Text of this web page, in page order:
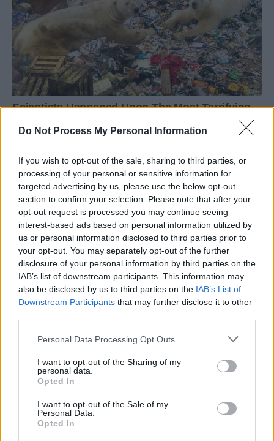
Do Not Process My Personal Information
If you wish to opt-out of the sale, sharing to third parties, or
processing of your personal or sensitive information for
targeted advertising by us, please use the below opt-out
section to confirm your selection. Please note that after your
opt-out request is processed you may continue seeing
interest-based ads based on personal information utilized by
us or personal information disclosed to third parties prior to
your opt-out. You may separately opt-out of the further
disclosure of your personal information by third parties on the
IAB’s list of downstream participants. This information may
also be disclosed by us to third parties on the IAB’s List of
Downstream Participants that may further disclose it to other
Personal Data Processing Opt Outs
I want to opt-out of the Sharing of my
personal data.
Opted In
I want to opt-out of the Sale of my
Personal Data.
Opted In